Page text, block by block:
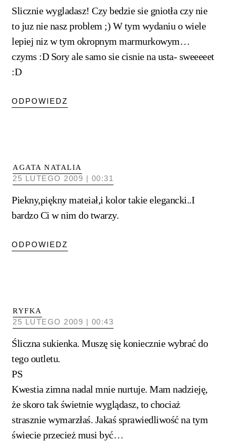
Slicznie wygladasz! Czy bedzie sie gniotła czy nie
to juz nie nasz problem ;) W tym wydaniu o wiele
lepiej niz w tym okropnym marmurkowym…
czyms :D Sory ale samo sie cisnie na usta- sweeeeet
:D
ODPOWIEDZ
AGATA NATALIA
25 LUTEGO 2009 | 00:31
Piekny,piękny mateiał,i kolor takie elegancki..I
bardzo Ci w nim do twarzy.
ODPOWIEDZ
RYFKA
25 LUTEGO 2009 | 00:43
Śliczna sukienka. Muszę się koniecznie wybrać do
tego outletu.
PS
Kwestia zimna nadal mnie nurtuje. Mam nadzieję,
że skoro tak świetnie wyglądasz, to chociaż
strasznie wymarzłaś. Jakaś sprawiedliwość na tym
świecie przecież musi być…